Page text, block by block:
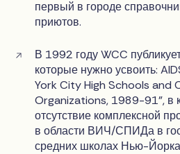
первый в городе
приютов.
В 1992 году WCC
которые нужно усвоить:
York City High Schools and
Organizations, 1989-91", в
отсутствие комплексной
в области ВИЧ/СПИДа в
средних школах Нью-